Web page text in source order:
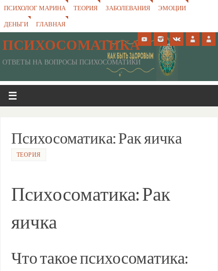
ПСИХОЛОГ МАРИНА ТЕОРИЯ ЗАБОЛЕВАНИЯ
ЭМОЦИИ
ДЕНЬГИ
ГЛАВНАЯ
ПСИХОСОМАТИКА
ОТВЕТЫ НА ВОПРОСЫ ПСИХОСОМАТИКИ
Психосоматика: Рак яичка
ТЕОРИЯ
Психосоматика: Рак
яичка
Что такое психосоматика: